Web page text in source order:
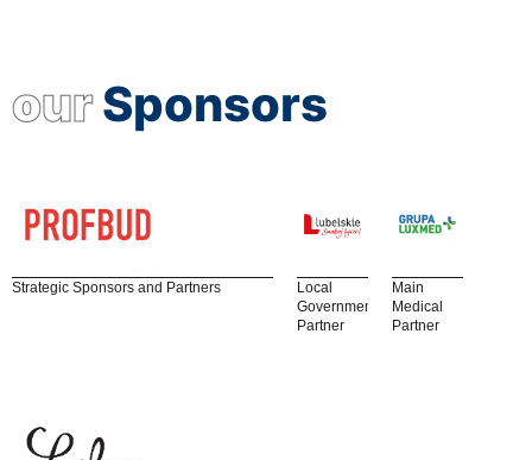
ourSponsors
Strategic Sponsors and Partners
Local
Government
Partner
Main
Medical
Partner